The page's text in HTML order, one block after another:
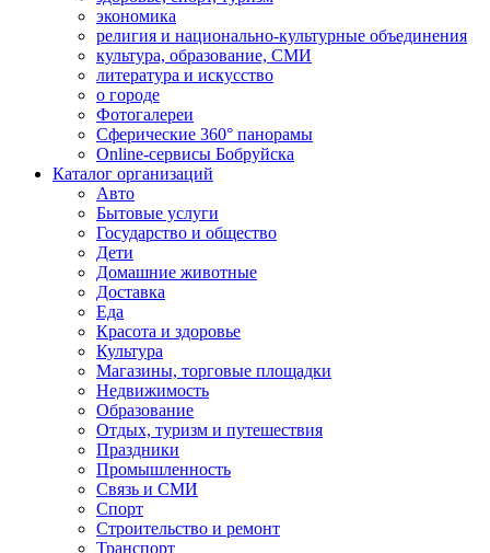
экономика
религия и национально-культурные объединения
культура, образование, СМИ
литература и искусство
о городе
Фотогалереи
Сферические 360° панорамы
Online-сервисы Бобруйска
Каталог организаций
Авто
Бытовые услуги
Государство и общество
Дети
Домашние животные
Доставка
Еда
Красота и здоровье
Культура
Магазины, торговые площадки
Недвижимость
Образование
Отдых, туризм и путешествия
Праздники
Промышленность
Связь и СМИ
Спорт
Строительство и ремонт
Транспорт